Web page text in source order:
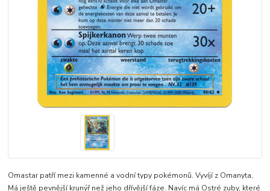
Omastar patří mezi kamenné a vodní typy pokémonů. Vyvíjí z Omanyta,
Má ještě pevnější krunýř než jeho dřívější fáze. Navíc má Ostré zuby, které